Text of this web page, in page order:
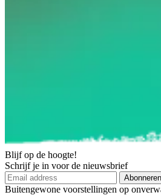
Blijf op de hoogte!
Schrijf je in voor de nieuwsbrief
Abonneren
Buitengewone voorstellingen op